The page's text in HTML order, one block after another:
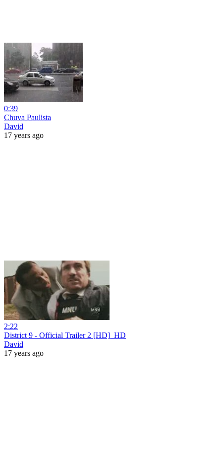
0:39
Chuva Paulista
David
17 years ago
2:22
District 9 - Official Trailer 2 [HD]_HD
David
17 years ago